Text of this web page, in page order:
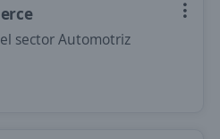
sector Automotriz